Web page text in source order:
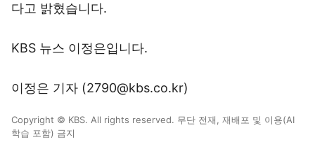
다고 밝혔습니다.
KBS 뉴스 이정은입니다.
이정은 기자 (2790@kbs.co.kr)
Copyright © KBS. All rights reserved. 무단 전재, 재배포 및 이용(AI
학습 포함) 금지